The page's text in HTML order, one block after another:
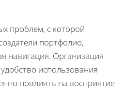
проблем, с которой
портфолио,
навигация. Организация
использования
повлиять на восприятие